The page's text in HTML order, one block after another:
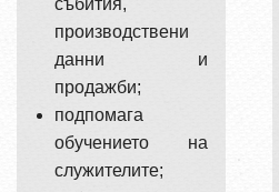
събития,
производствени
данни и
продажби;
подпомага
обучението на
служителите;